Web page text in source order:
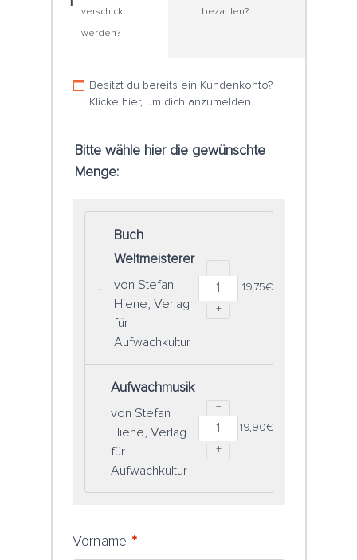
verschickt
werden?
bezahlen?
Besitzt du bereits ein Kundenkonto?
Klicke hier, um dich anzumelden.
Bitte wähle hier die gewünschte
Menge:
Buch
Weltmeisterer
von Stefan
Hiene, Verlag
für
Aufwachkultur
−
+
19,75€
Aufwachmusik
von Stefan
Hiene, Verlag
für
Aufwachkultur
−
+
19,90€
Vorname *